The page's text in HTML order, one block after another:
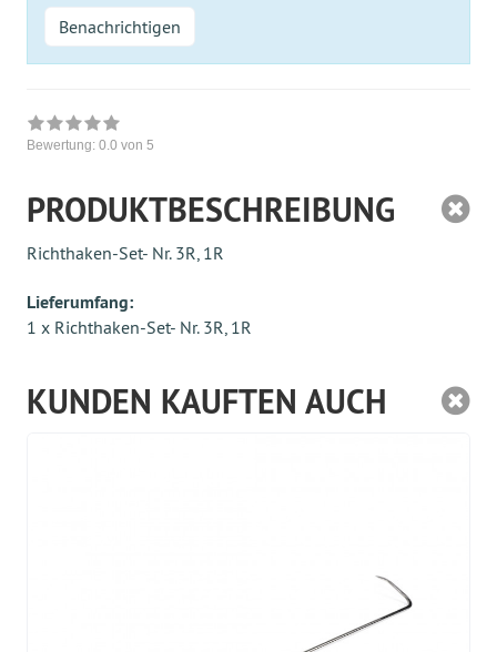
Benachrichtigen
Bewertung: 0.0 von 5
PRODUKTBESCHREIBUNG
Richthaken-Set- Nr. 3R, 1R
Lieferumfang:
1 x Richthaken-Set- Nr. 3R, 1R
KUNDEN KAUFTEN AUCH